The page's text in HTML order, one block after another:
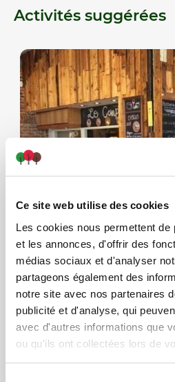
Ce site web utilise des cookies
Les cookies nous permettent de
et les annonces, d'offrir des
médias sociaux et d'analyser
partageons également des
notre site avec nos partenaires
publicité et d'analyse, qui
avec d'autres informations que
ou qu'ils ont collectées lors de
services.
Activités suggérées
Fromagerie des
PROMO L'ÉTÉ